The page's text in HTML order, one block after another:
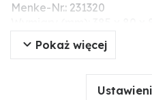
Menke-Nr.: 231320
Długość (mm): 385
Wskazówki montażowe:
ponieważ może to
robocze (pęknięcia
Pokaż więcej